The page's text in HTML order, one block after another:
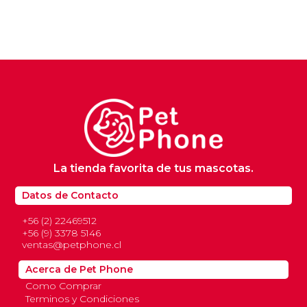
Datos de Contacto
+56 (2) 22469512
+56 (9) 3378 5146
ventas@petphone.cl
La tienda favorita de tus mascotas.
Acerca de Pet Phone
Como Comprar
Terminos y Condiciones